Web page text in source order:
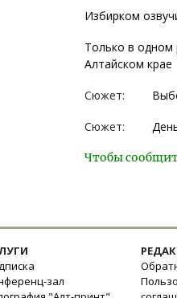
Избирком
Только в одном
Алтайском крае
Сюжет:
Сюжет:
Чтобы
зал